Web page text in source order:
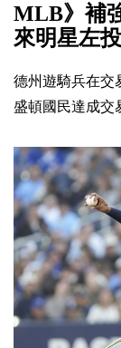
MLB》補
來明星左
德州遊騎兵在交
盛頓國民達成交